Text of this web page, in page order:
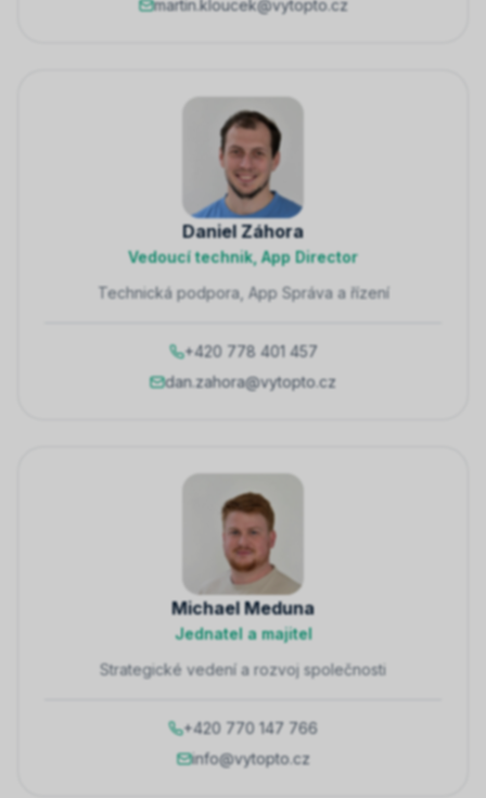
martin.kloucek@vytopto.cz
Daniel Záhora
Vedoucí technik, App Director
Technická podpora, App Správa a řízení
+420 778 401 457
dan.zahora@vytopto.cz
Michael Meduna
Jednatel a majitel
Strategické vedení a rozvoj společnosti
+420 770 147 766
info@vytopto.cz